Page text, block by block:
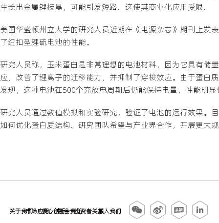
生长出金属锂枝晶，可能引发短路。这使其商业化应用受限。
美国华盛顿州立大学的研究人员近期在《电源杂志》期刊上发
了纽扣型锂硫电池的性能。
研究人员称，玉米蛋白是非常理想的电池材料，因为它具有储
应，改善了锂离子的迁移能力，并抑制了穿梭效应。由于蛋白
发现，这种电池在500个充放电周期后仍能保持电量，性能明
研究人员通过数值模拟和实验研究，验证了电池的运行效果。
如何优化蛋白质结构。研究团队希望与产业界合作，开展更大
关于我们市场应用核心创新社会责任投资者关系加入我们